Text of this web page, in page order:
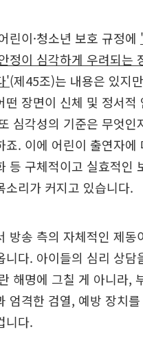
린이·청소년 보호 규정에
정이 심각하게 우려되는
'(제45조)는 내용은 있지
떤 장면이 신체 및 정서적
심각성의 기준은 무엇인
죠. 이에 어린이 출연자에
등 구체적이고 실효적인
소리가 커지고 있습니다.
방송 측의 자체적인 제동
니다. 아이들의 심리 상담
해명에 그칠 게 아니라,
엄격한 검열, 예방 장치
니다.